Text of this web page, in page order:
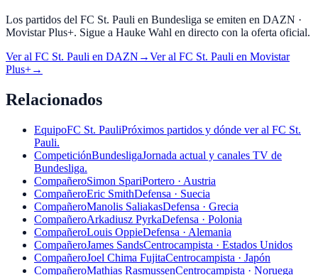
Los partidos del FC St. Pauli en Bundesliga se emiten en DAZN ·
Movistar Plus+. Sigue a Hauke Wahl en directo con la oferta oficial.
Ver al FC St. Pauli en DAZN →Ver al FC St. Pauli en Movistar
Plus+→
Relacionados
EquipoFC St. PauliPróximos partidos y dónde ver al FC St.
Pauli.
CompeticiónBundesligaJornada actual y canales TV de
Bundesliga.
CompañeroSimon SpariPortero · Austria
CompañeroEric SmithDefensa · Suecia
CompañeroManolis SaliakasDefensa · Grecia
CompañeroArkadiusz PyrkaDefensa · Polonia
CompañeroLouis OppieDefensa · Alemania
CompañeroJames SandsCentrocampista · Estados Unidos
CompañeroJoel Chima FujitaCentrocampista · Japón
CompañeroMathias RasmussenCentrocampista · Noruega